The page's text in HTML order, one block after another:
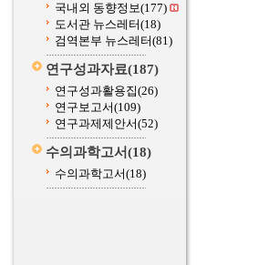
국내외 동향정보(177)
도서관 뉴스레터(18)
검역본부 뉴스레터(81)
연구성과자료(187)
연구성과활용집(26)
연구보고서(109)
연구과제제안서(52)
수의과학고서(18)
수의과학고서(18)